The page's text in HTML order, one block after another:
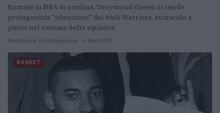
Entrato in NBA in sordina, Draymond Green si rende
protagonista "silenzioso" dei titoli Warriors, entrando a
pieno nel sistema della squadra.
Redazione Sportmagazine · 4 Mar 2021
BASKET